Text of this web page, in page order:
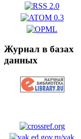
Журнал в базах
данных